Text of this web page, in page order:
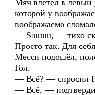
Мяч влетел в левый
которой у
воображаемо
— Siuuuu, — тихо
Просто так. Для
Месси подошёл,
Гол.
— Всё? — спросил
— Всё, —